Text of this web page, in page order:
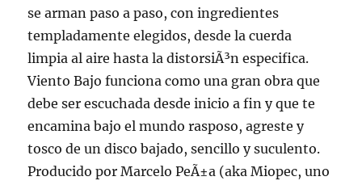
se arman paso a paso, con ingredientes
templadamente elegidos, desde la cuerda
limpia al aire hasta la distorsiÃ³n especifica.
Viento Bajo funciona como una gran obra que
debe ser escuchada desde inicio a fin y que te
encamina bajo el mundo rasposo, agreste y
tosco de un disco bajado, sencillo y suculento.
Producido por Marcelo PeÃ±a (aka Miopec, uno